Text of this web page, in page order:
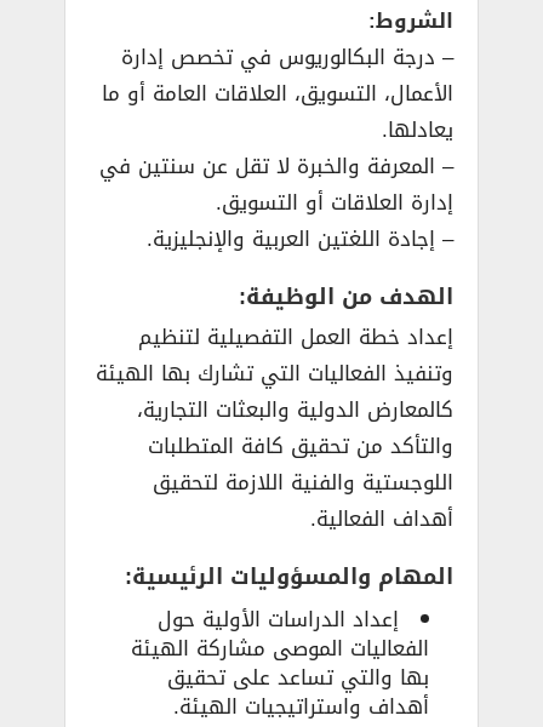
الشروط:
– درجة البكالوريوس في تخصص إدارة
الأعمال، التسويق، العلاقات العامة أو ما
يعادلها.
– المعرفة والخبرة لا تقل عن سنتين في
إدارة العلاقات أو التسويق.
– إجادة اللغتين العربية والإنجليزية.
الهدف من الوظيفة:
إعداد خطة العمل التفصيلية لتنظيم
وتنفيذ الفعاليات التي تشارك بها الهيئة
كالمعارض الدولية والبعثات التجارية،
والتأكد من تحقيق كافة المتطلبات
اللوجستية والفنية اللازمة لتحقيق
أهداف الفعالية.
المهام والمسؤوليات الرئيسية:
إعداد الدراسات الأولية حول
الفعاليات الموصى مشاركة الهيئة
بها والتي تساعد على تحقيق
أهداف واستراتيجيات الهيئة.